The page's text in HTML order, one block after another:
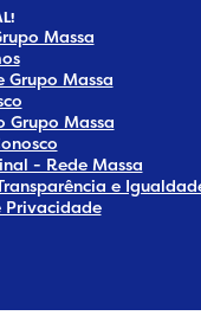
Massa
Grupo Massa
Grupo Massa
- Rede Massa
e
Privacidade